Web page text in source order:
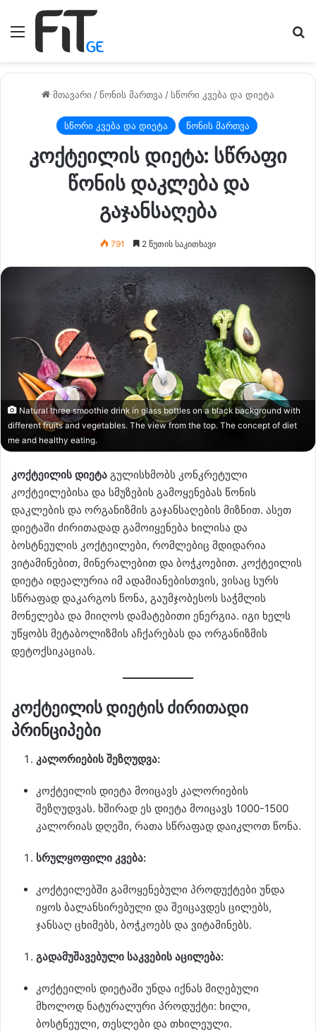
მენიუ
მთავარი /წონის მართვა /სწორი კვება და დიეტა
სწორი კვება და დიეტა წონის მართვა
კოქტეილის დიეტა: სწრაფი
წონის დაკლება და
გაჯანსაღება
791 2 წუთის საკითხავი
Natural three smoothie drink in glass bottles on a black background with
different fruits and vegetables. The view from the top. The concept of diet
me and healthy eating.
კოქტეილის დიეტა გულისხმობს კონკრეტული
კოქტეილებისა და სმუზების გამოყენებას წონის
დაკლების და ორგანიზმის გაჯანსაღების მიზნით. ასეთ
დიეტაში ძირითადად გამოიყენება ხილისა და
ბოსტნეულის კოქტეილები, რომლებიც მდიდარია
ვიტამინებით, მინერალებით და ბოჭკოებით. კოქტეილის
დიეტა იდეალურია იმ ადამიანებისთვის, ვისაც სურს
სწრაფად დაკარგოს წონა, გაუმჯობესოს საჭმლის
მონელება და მიიღოს დამატებითი ენერგია. იგი ხელს
უწყობს მეტაბოლიზმის აჩქარებას და ორგანიზმის
დეტოქსიკაციას.
კოქტეილის დიეტის ძირითადი
პრინციპები
კალორიების შეზღუდვა:
კოქტეილის დიეტა მოიცავს კალორიების
შეზღუდვას. ხშირად ეს დიეტა მოიცავს 1000-1500
კალორიას დღეში, რათა სწრაფად დაიკლოთ წონა.
სრულყოფილი კვება:
კოქტეილებში გამოყენებული პროდუქტები უნდა
იყოს ბალანსირებული და შეიცავდეს ცილებს,
ჯანსაღ ცხიმებს, ბოჭკოებს და ვიტამინებს.
გადამუშავებული საკვების აცილება:
კოქტეილის დიეტაში უნდა იქნას მიღებული
მხოლოდ ნატურალური პროდუქტი: ხილი,
ბოსტნეული, თესლები და თხილეული.